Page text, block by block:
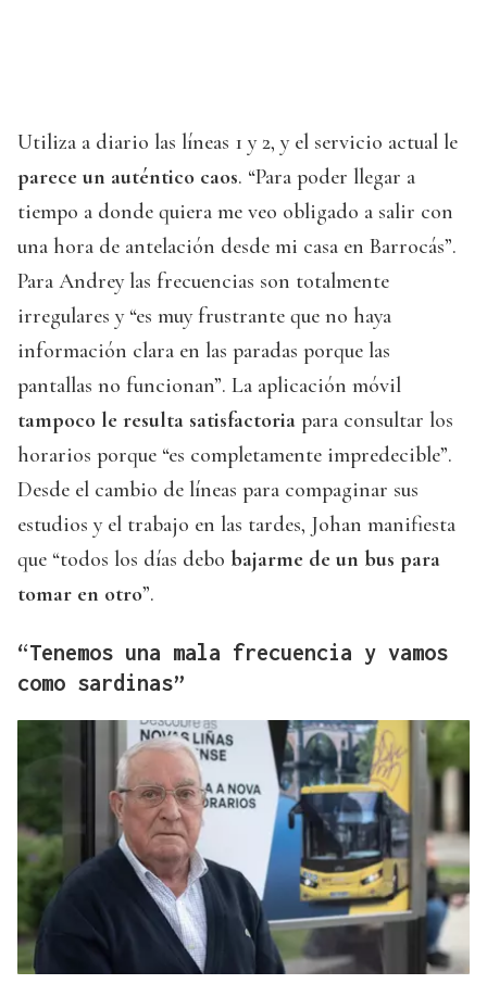
Utiliza a diario las líneas 1 y 2, y el servicio actual le
parece un auténtico caos. “Para poder llegar a
tiempo a donde quiera me veo obligado a salir con
una hora de antelación desde mi casa en Barrocás”.
Para Andrey las frecuencias son totalmente
irregulares y “es muy frustrante que no haya
información clara en las paradas porque las
pantallas no funcionan”. La aplicación móvil
tampoco le resulta satisfactoria para consultar los
horarios porque “es completamente impredecible”.
Desde el cambio de líneas para compaginar sus
estudios y el trabajo en las tardes, Johan manifiesta
que “todos los días debo bajarme de un bus para
tomar en otro”.
“Tenemos una mala frecuencia y vamos
como sardinas”